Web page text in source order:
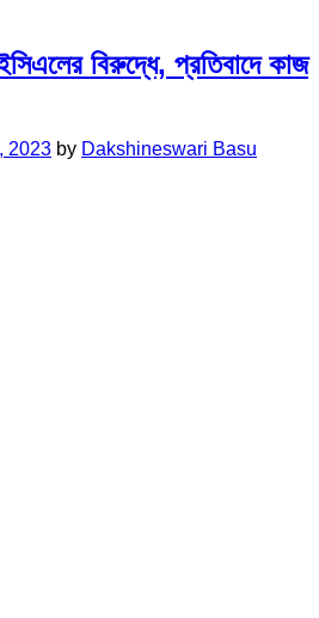
বিরুদ্ধে, প্রতিবাদে কাজ
2023 by Dakshineswari Basu